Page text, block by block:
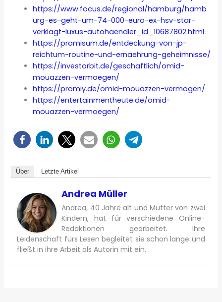
https://www.focus.de/regional/hamburg/hamb
urg-es-geht-um-74-000-euro-ex-hsv-star-
verklagt-luxus-autohaendler_id_10687802.html
https://promisum.de/entdeckung-von-jp-
reichtum-routine-und-ernaehrung-geheimnisse/
https://investorbit.de/geschaftlich/omid-
mouazzen-vermoegen/
https://promiy.de/omid-mouazzen-vermogen/
https://entertainmentheute.de/omid-
mouazzen-vermoegen/
Über Letzte Artikel
Andrea Müller
Andrea, 40 Jahre alt und Mutter von zwei
Kindern, hat für verschiedene Online-
Redaktionen gearbeitet. Ihre
Leidenschaft fürs Lesen begleitet sie schon lange und
fließt in ihre Arbeit als Autorin mit ein.